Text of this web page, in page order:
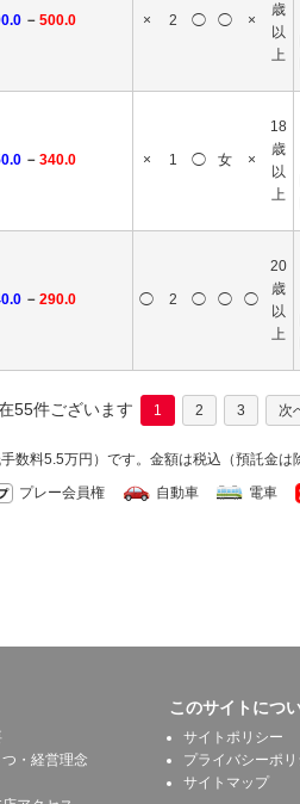
－ 500.0 × 2 ◯ ◯ ×
歳
以
上
－ 340.0 × 1 ◯ 女 ×
18
歳
以
上
－ 290.0 ◯ 2 ◯ ◯ ◯
20
歳
以
上
55件ございます 1 2 3 次
数料5.5万円）です。 金額は税込（預託金は
プレー会員権 自動車 電車
・経営理念
このサイトにつ
サイトポリシー
プライバシーポリ
サイトマップ